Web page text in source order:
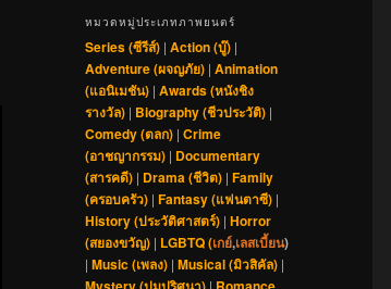
หมวดหมู่ประเภทภาพยนตร์
Series (ซีรีส์) | Action (บู๊) |
Adventure (ผจญภัย) | Animation
(แอนิเมชัน) | Awards (หนังชิง
รางวัล) | Biography (ชีวประวัติ) |
Comedy (ตลก) | Crime
(อาชญากรรม) | Documentary
(สารคดี) | Drama (ชีวิต) | Family
(ครอบครัว) | Fantasy (แฟนตาซี) |
History (ประวัติศาสตร์) | Horror
(สยองขวัญ) | LGBTQ (เกย์,เลสเบี้ยน)
| Music (เพลง) | Musical (มิวสิคัล) |
|